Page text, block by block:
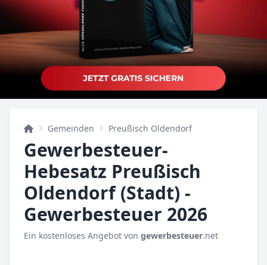
Gemeinden Preußisch Oldendorf
Gewerbesteuer-
Hebesatz Preußisch
Oldendorf (Stadt) -
Gewerbesteuer 2026
Ein kostenloses Angebot von gewerbesteuer.net